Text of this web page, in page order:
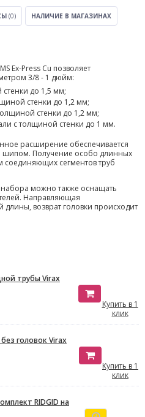
(0) НАЛИЧИЕ В МАГАЗИНАХ
Ex-Press Cu позволяет
3/8 - 1 дюйм:
до 1,5 мм;
стенки до 1,2 мм;
стенки до 1,2 мм;
с толщиной стенки до 1 мм.
расширение обеспечивается
Получение особо длинных
соединяющих сегментов труб
можно также оснащать
Направляющая
возврат головки происходит
трубы Virax
Купить в 1
клик
головок Virax
Купить в 1
клик
RIDGID на